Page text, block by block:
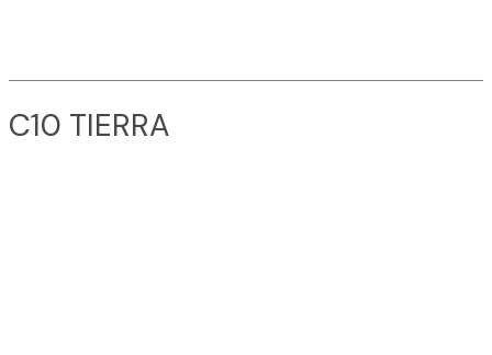
C10 TIERRA